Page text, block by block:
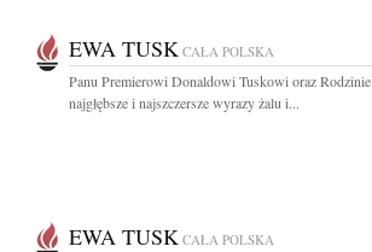
EWA TUSK CAŁA POLSKA
Panu Premierowi Donaldowi Tuskowi oraz Rodzinie
najgłębsze i najszczersze wyrazy żalu i...
EWA TUSK CAŁA POLSKA